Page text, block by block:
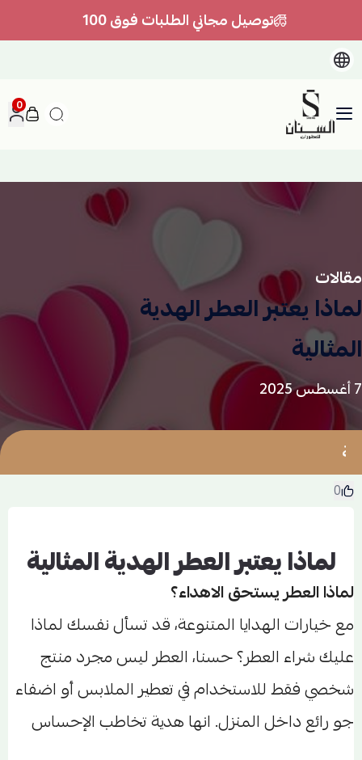
توصيل مجاني الطلبات فوق 100
السنان للعطور والعسل الطبيعي
0
مقالات
لماذا يعتبر العطر الهدية
المثالية
7 أغسطس 2025
0
لماذا يعتبر العطر الهدية المثالية
لماذا العطر يستحق الاهداء؟
مع خيارات الهدايا المتنوعة، قد تسأل نفسك لماذا
عليك شراء العطر؟ حسنا، العطر ليس مجرد منتج
شخصي فقط للاستخدام في تعطير الملابس أو اضفاء
جو رائع داخل المنزل. انها هدية تخاطب الإحساس